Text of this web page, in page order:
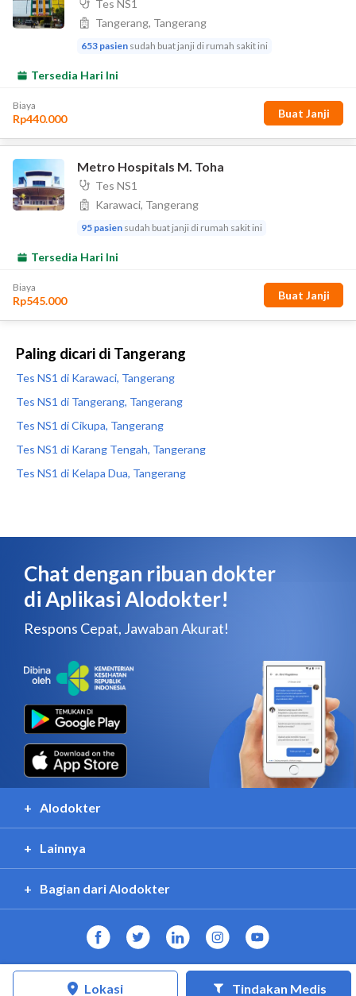
Paling dicari di Tangerang
Tes NS1 di Karawaci, Tangerang
Tes NS1 di Tangerang, Tangerang
Tes NS1 di Cikupa, Tangerang
Tes NS1 di Karang Tengah, Tangerang
Tes NS1 di Kelapa Dua, Tangerang